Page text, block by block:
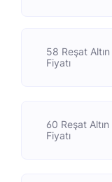
58 Reşat Altın
Fiyatı
60 Reşat Altın
Fiyatı